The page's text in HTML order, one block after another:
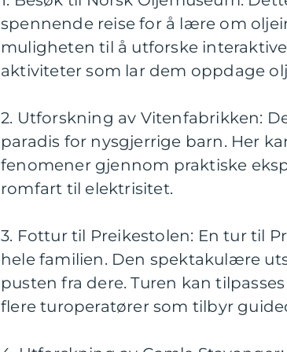
spennende reise for å lære om
muligheten til å utforske
aktiviteter som lar dem oppdage
2. Utforskning av Vitenfabrikken:
paradis for nysgjerrige barn. Her
fenomener gjennom praktiske
romfart til elektrisitet.
3. Fottur til Preikestolen: En tur til
hele familien. Den spektakulære
pusten fra dere. Turen kan
flere turoperatører som tilbyr